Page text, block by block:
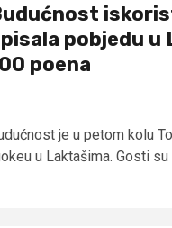
pobjedu u
poena
je u petom kolu
u Laktašima. Gosti